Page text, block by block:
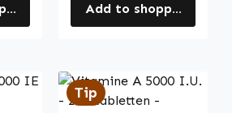
cart Add to shopping cart
Tip